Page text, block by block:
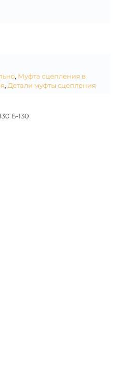
, Муфта сцепления в
, Детали муфты сцепления
Б-130